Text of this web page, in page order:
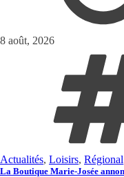
8 août, 2026
Actualités, Loisirs, Régional
La Boutique Marie-Josée